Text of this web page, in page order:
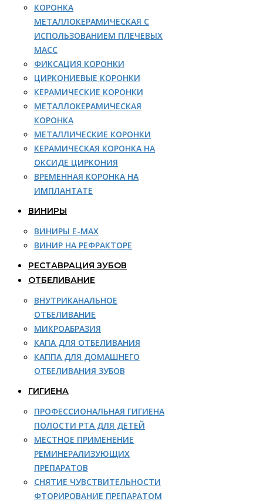
КОРОНКА
МЕТАЛЛОКЕРАМИЧЕСКАЯ С
ИСПОЛЬЗОВАНИЕМ ПЛЕЧЕВЫХ
МАСС
ФИКСАЦИЯ КОРОНКИ
ЦИРКОНИЕВЫЕ КОРОНКИ
КЕРАМИЧЕСКИЕ КОРОНКИ
МЕТАЛЛОКЕРАМИЧЕСКАЯ
КОРОНКА
МЕТАЛЛИЧЕСКИЕ КОРОНКИ
КЕРАМИЧЕСКАЯ КОРОНКА НА
ОКСИДЕ ЦИРКОНИЯ
ВРЕМЕННАЯ КОРОНКА НА
ИМПЛАНТАТЕ
ВИНИРЫ
ВИНИРЫ E-MAX
ВИНИР НА РЕФРАКТОРЕ
РЕСТАВРАЦИЯ ЗУБОВ
ОТБЕЛИВАНИЕ
ВНУТРИКАНАЛЬНОЕ
ОТБЕЛИВАНИЕ
МИКРОАБРАЗИЯ
КАПА ДЛЯ ОТБЕЛИВАНИЯ
КАППА ДЛЯ ДОМАШНЕГО
ОТБЕЛИВАНИЯ ЗУБОВ
ГИГИЕНА
ПРОФЕССИОНАЛЬНАЯ ГИГИЕНА
ПОЛОСТИ РТА ДЛЯ ДЕТЕЙ
МЕСТНОЕ ПРИМЕНЕНИЕ
РЕМИНЕРАЛИЗУЮЩИХ
ПРЕПАРАТОВ
СНЯТИЕ ЧУВСТВИТЕЛЬНОСТИ
ФТОРИРОВАНИЕ ПРЕПАРАТОМ